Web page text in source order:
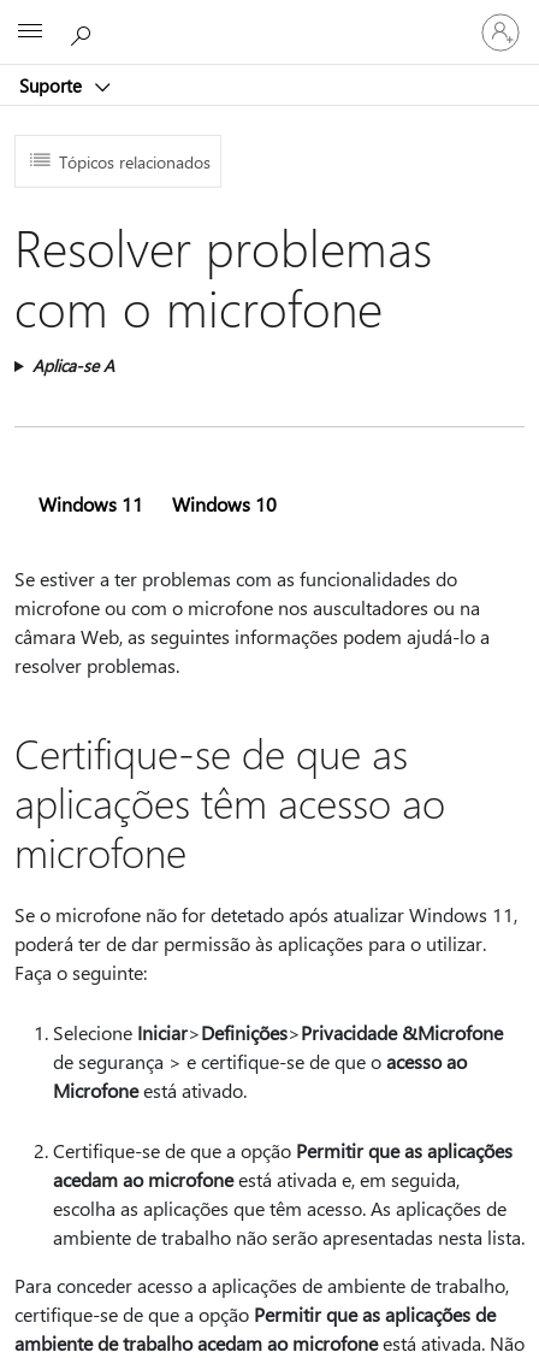
Suporte
Iniciar
sessão
na
Tópicos relacionados
Resolver problemas
com o microfone
Aplica-se A
Windows 11 Windows 10
Se estiver a ter problemas com as funcionalidades do
microfone ou com o microfone nos auscultadores ou na
câmara Web, as seguintes informações podem ajudá-lo a
resolver problemas.
Certifique-se de que as
aplicações têm acesso ao
microfone
Se o microfone não for detetado após atualizar Windows 11,
poderá ter de dar permissão às aplicações para o utilizar.
Faça o seguinte:
Selecione Iniciar>Definições>Privacidade &Microfone
de segurança > e certifique-se de que oacesso ao
Microfoneestá ativado.
Certifique-se de que a opção Permitir que as aplicações
acedam ao microfoneestá ativada e, em seguida,
escolha as aplicações que têm acesso. As aplicações de
ambiente de trabalho não serão apresentadas nesta lista.
Para conceder acesso a aplicações de ambiente de trabalho,
certifique-se de que a opção Permitir que as aplicações de
ambiente de trabalho acedam ao microfoneestá ativada. Não